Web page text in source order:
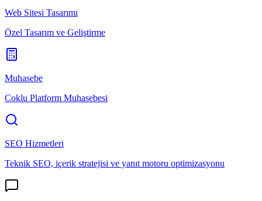
Web Sitesi Tasarımı
Özel Tasarım ve Geliştirme
Muhasebe
Coklu Platform Muhasebesi
SEO Hizmetleri
Teknik SEO, içerik stratejisi ve yanıt motoru optimizasyonu